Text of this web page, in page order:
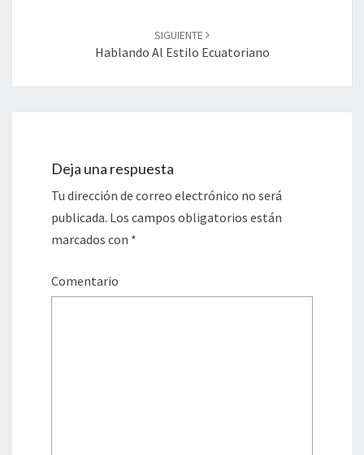
SIGUIENTE
Hablando Al Estilo Ecuatoriano
Deja una respuesta
Tu dirección de correo electrónico no será
publicada. Los campos obligatorios están
marcados con *
Comentario